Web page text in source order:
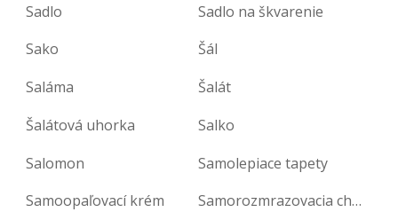
Sadlo
Sadlo na škvarenie
Sako
Šál
Saláma
Šalát
Šalátová uhorka
Salko
Salomon
Samolepiace tapety
Samoopaľovací krém
Samorozmrazovacia chladnička s mrazničkou